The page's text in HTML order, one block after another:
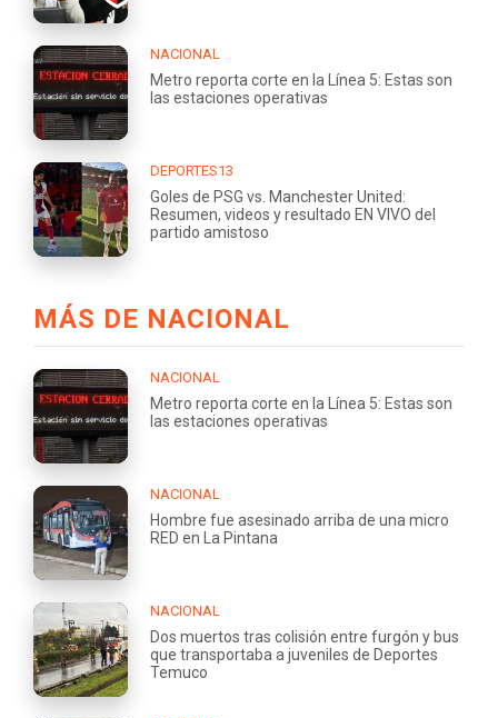
NACIONAL
Metro reporta corte en la Línea 5: Estas son
las estaciones operativas
DEPORTES13
Goles de PSG vs. Manchester United:
Resumen, videos y resultado EN VIVO del
partido amistoso
MÁS DE NACIONAL
NACIONAL
Metro reporta corte en la Línea 5: Estas son
las estaciones operativas
NACIONAL
Hombre fue asesinado arriba de una micro
RED en La Pintana
NACIONAL
Dos muertos tras colisión entre furgón y bus
que transportaba a juveniles de Deportes
Temuco